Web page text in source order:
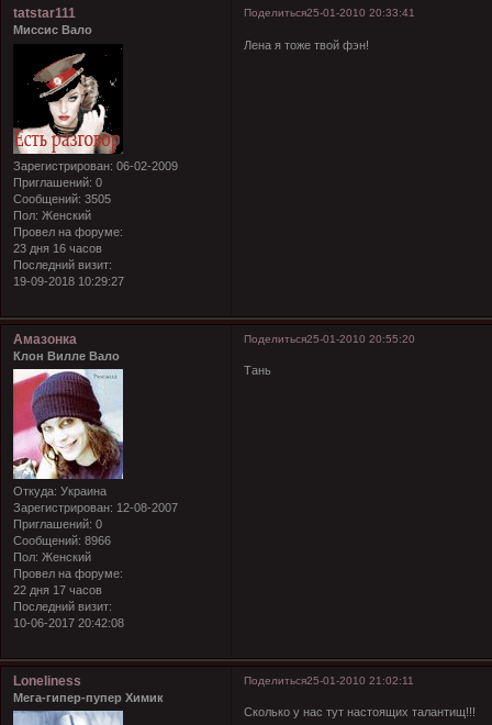
Поделиться25-01-2010 20:33:41
tatstar111
Миссис Вало
Зарегистрирован: 06-02-2009
Приглашений: 0
Сообщений: 3505
Пол: Женский
Провел на форуме:
23 дня 16 часов
Последний визит:
19-09-2018 10:29:27
Лена я тоже твой фэн!
Поделиться25-01-2010 20:55:20
Амазонка
Клон Вилле Вало
Откуда: Украина
Зарегистрирован: 12-08-2007
Приглашений: 0
Сообщений: 8966
Пол: Женский
Провел на форуме:
22 дня 17 часов
Последний визит:
10-06-2017 20:42:08
Тань
Поделиться25-01-2010 21:02:11
Loneliness
Мега-гипер-пупер Химик
Сколько у нас тут настоящих талантищ!!!